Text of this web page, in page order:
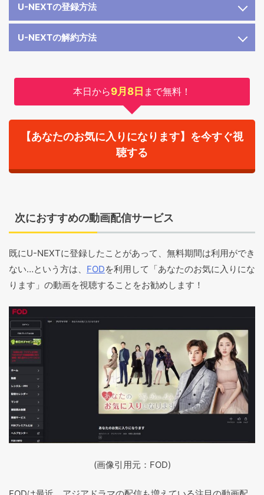
U-NEXTの登録方法
U-NEXTの解約方法
本日から9月8日 まで無料！
【あなたのお気に入りになります】を今すぐ視
聴する
次におすすめの動画配信サービス
既にU-NEXTに登録したことがあって、無料期間は利用ができ
ない…という方は、 FODを利用して「あなたのお気に入りにな
ります」の動画を視聴することをお勧めします！
(画像引用元：FOD)